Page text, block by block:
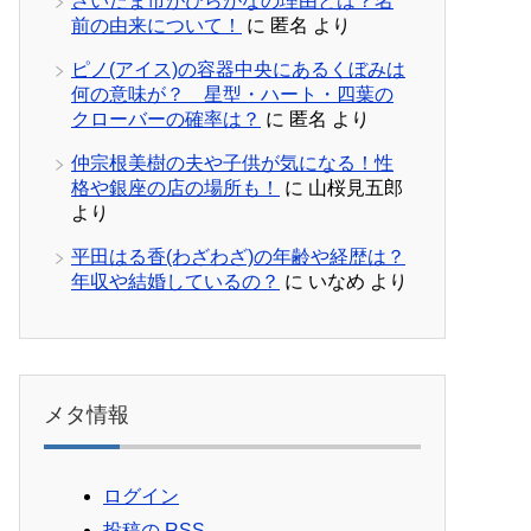
前の由来について！
に 匿名 より
ピノ(アイス)の容器中央にあるくぼみは
何の意味が？ 星型・ハート・四葉の
クローバーの確率は？ に 匿名 より
仲宗根美樹の夫や子供が気になる！性
格や銀座の店の場所も！
に 山桜見五郎
より
平田はる香(わざわざ)の年齢や経歴は？
年収や結婚しているの？ に いなめ より
メタ情報
ログイン